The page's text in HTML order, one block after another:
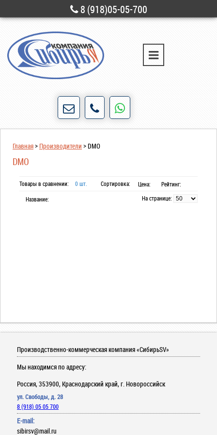
8 (918)05-05-700
г. Новороссийск ул. Свободы, д. 28
слова!
Главная> Производители > DMO
DMO
Товары в сравнении: 0 шт. Сортировка: Цена: Рейтинг:
Название: На странице:
Производственно-коммерческая компания «СибирьSV»
Мы находимся по адресу:
Россия, 353900, Краснодарский край, г. Новороссийск
ул. Свободы, д. 28
8 (918) 05 05 700
E-mail:
sibirsv@mail.ru